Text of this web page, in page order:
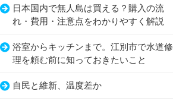
日本国内で無人島は買える？購入の流
れ・費用・注意点をわかりやすく解説
浴室からキッチンまで。江別市で水道修
理を頼む前に知っておきたいこと
自民と維新、温度差か